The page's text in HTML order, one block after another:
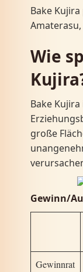
Bake
Amaterasu,
Wie
Bake
große
Gewinn/
Gewinnrat